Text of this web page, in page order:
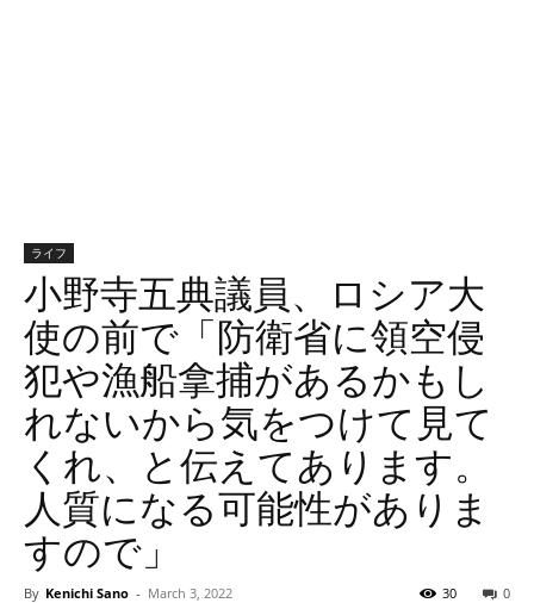
ライフ
小野寺五典議員、ロシア大
使の前で「防衛省に領空侵
犯や漁船拿捕があるかもし
れないから気をつけて見て
くれ、と伝えてあります。
人質になる可能性がありま
すので」
By Kenichi Sano - March 3, 2022 0
30